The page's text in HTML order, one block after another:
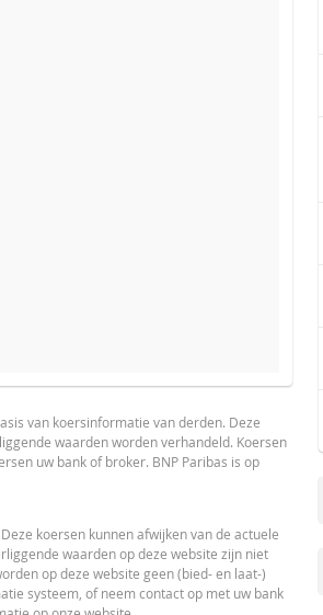
PERIODE
1 Dag 1 Week
PRICE PROJECTION
van koersinformatie van derden. Deze
waarden worden verhandeld. Koersen
uw bank of broker. BNP Paribas is op
koersen kunnen afwijken van de actuele
waarden op deze website zijn niet
op deze website geen (bied- en laat-)
systeem, of neem contact op met uw bank